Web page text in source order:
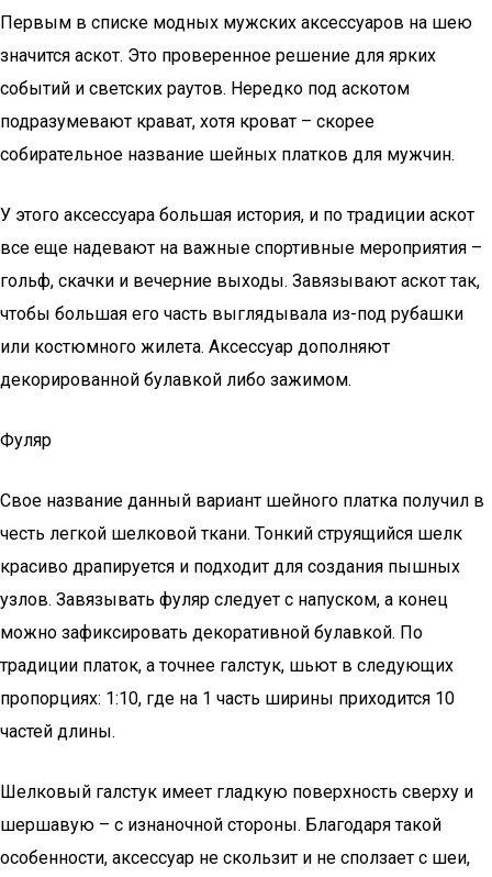
Первым в списке модных мужских аксессуаров на шею
значится аскот. Это проверенное решение для ярких
событий и светских раутов. Нередко под аскотом
подразумевают крават, хотя кроват – скорее
собирательное название шейных платков для мужчин.
У этого аксессуара большая история, и по традиции аскот
все еще надевают на важные спортивные мероприятия –
гольф, скачки и вечерние выходы. Завязывают аскот так,
чтобы большая его часть выглядывала из-под рубашки
или костюмного жилета. Аксессуар дополняют
декорированной булавкой либо зажимом.
Фуляр
Свое название данный вариант шейного платка получил в
честь легкой шелковой ткани. Тонкий струящийся шелк
красиво драпируется и подходит для создания пышных
узлов. Завязывать фуляр следует с напуском, а конец
можно зафиксировать декоративной булавкой. По
традиции платок, а точнее галстук, шьют в следующих
пропорциях: 1:10, где на 1 часть ширины приходится 10
частей длины.
Шелковый галстук имеет гладкую поверхность сверху и
шершавую – с изнаночной стороны. Благодаря такой
особенности, аксессуар не скользит и не сползает с шеи,